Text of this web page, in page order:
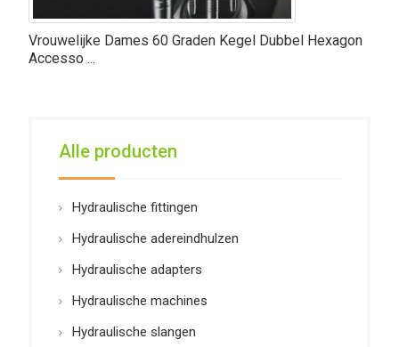
Vrouwelijke Dames 60 Graden Kegel Dubbel Hexagon
Accesso ...
Alle producten
Hydraulische fittingen
Hydraulische adereindhulzen
Hydraulische adapters
Hydraulische machines
Hydraulische slangen